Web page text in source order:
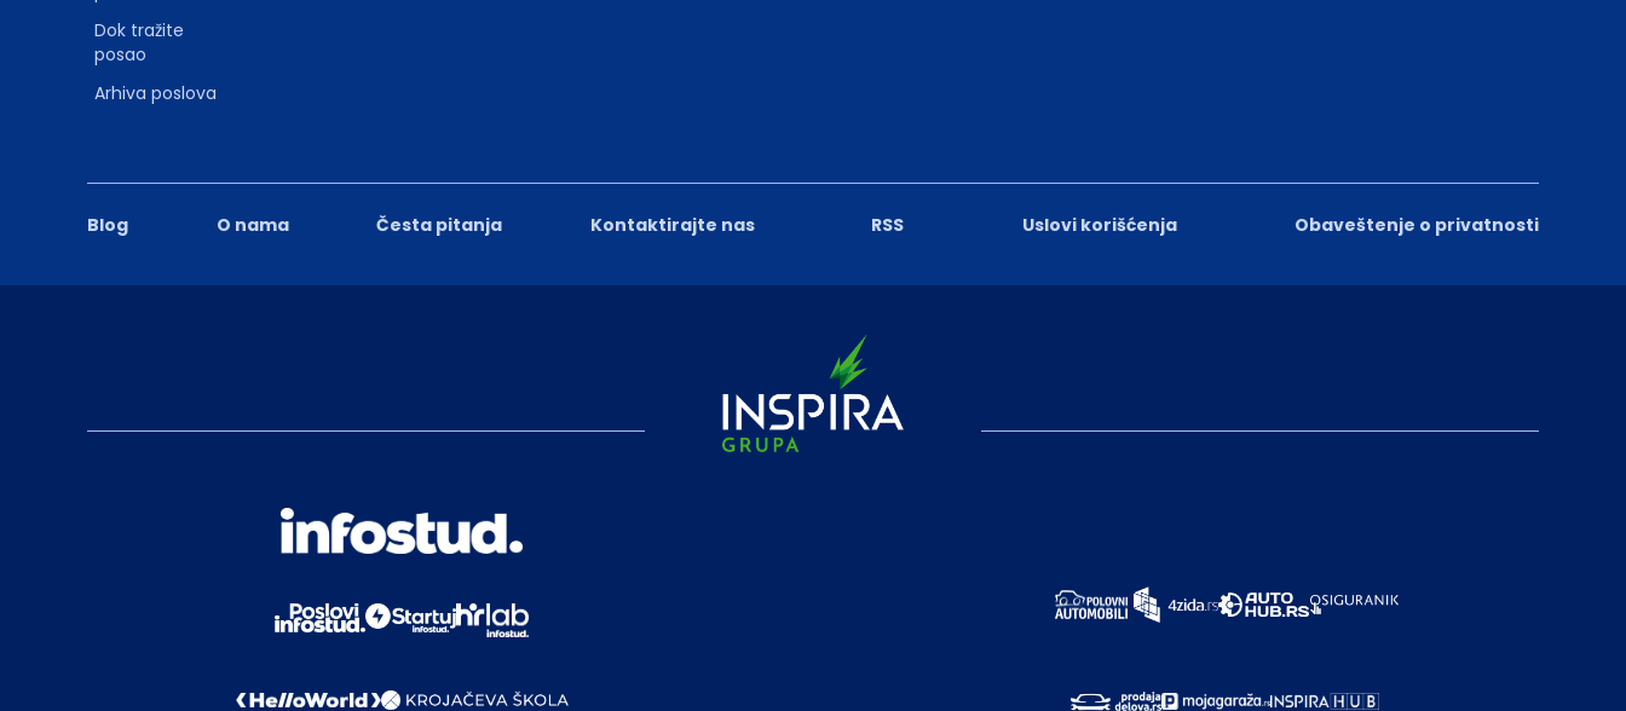
Blog O nama Česta pitanja Kontaktirajte nas RSS Uslovi korišćenja Obaveštenje o privatnosti
Dok tražite
posao
Arhiva poslova